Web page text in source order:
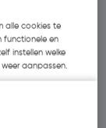
alle cookies te
functionele en
instellen welke
aanpassen.